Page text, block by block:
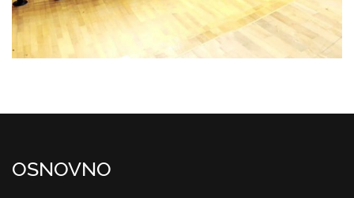
OSNOVNO